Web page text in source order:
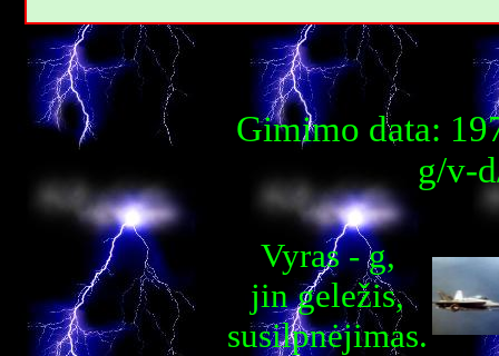
Gimimo data:
g/v-
Vyras - g,
jin geležis,
susilpnėjimas.